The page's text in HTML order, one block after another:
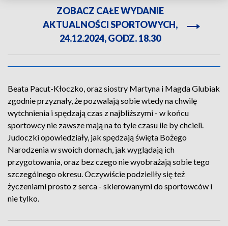
ZOBACZ CAŁE WYDANIE
AKTUALNOŚCI SPORTOWYCH,
24.12.2024, GODZ. 18.30
Beata Pacut-Kłoczko, oraz siostry Martyna i Magda Glubiak
zgodnie przyznały, że pozwalają sobie wtedy na chwilę
wytchnienia i spędzają czas z najbliższymi - w końcu
sportowcy nie zawsze mają na to tyle czasu ile by chcieli.
Judoczki opowiedziały, jak spędzają święta Bożego
Narodzenia w swoich domach, jak wyglądają ich
przygotowania, oraz bez czego nie wyobrażają sobie tego
szczególnego okresu. Oczywiście podzieliły się też
życzeniami prosto z serca - skierowanymi do sportowców i
nie tylko.